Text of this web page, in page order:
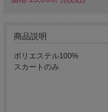
商品説明
ポリエステル100%
スカートのみ